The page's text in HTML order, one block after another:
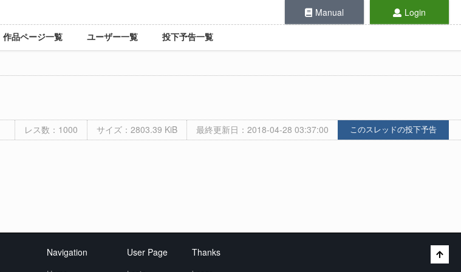
Manual Login
作品ページ一覧 ユーザー一覧 投下予告一覧
レス数：1000 サイズ：2803.39 KiB 最終更新日：2018-04-28 03:37:00 このスレッドの投下予告
Navigation User Page Thanks